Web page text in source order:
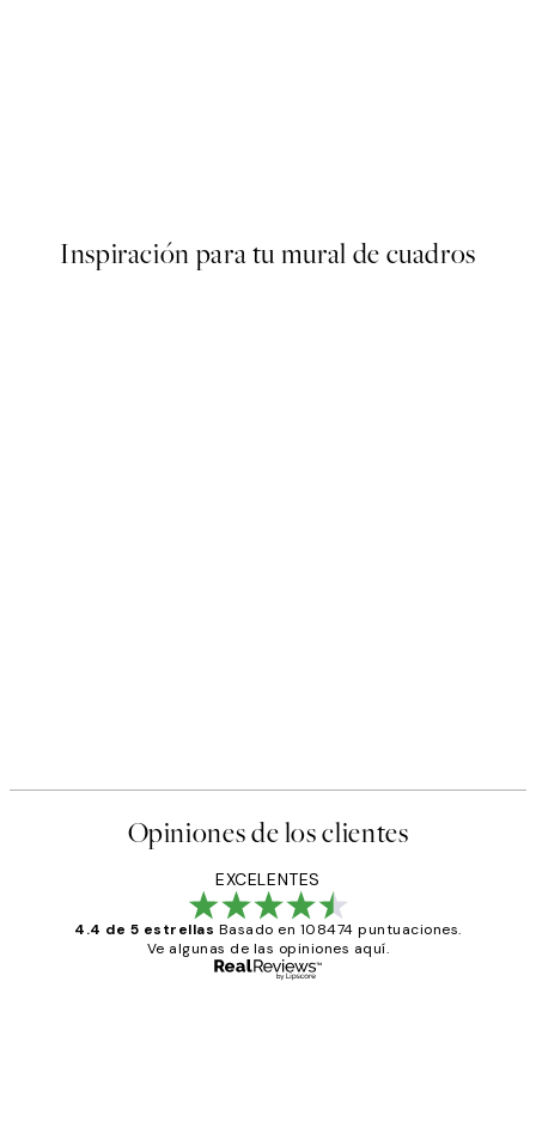
Inspiración para tu mural de cuadros
Opiniones de los clientes
EXCELENTES
4.4 de 5 estrellas Basado en 108474 puntuaciones.
Ve algunas de las opiniones aquí.